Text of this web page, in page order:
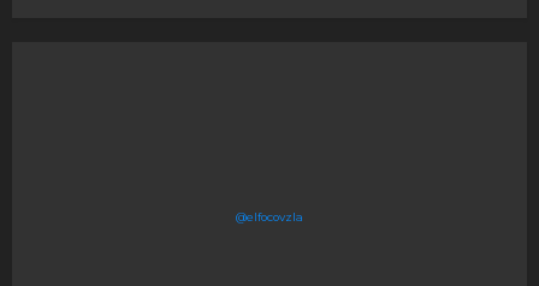
@elfocovzla